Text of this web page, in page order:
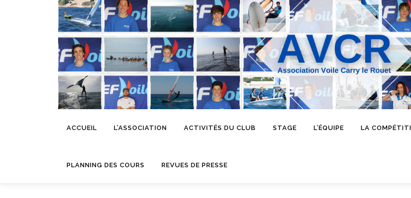
ACCUEIL L’ASSOCIATION ACTIVITÉS DU CLUB STAGE L’ÉQUIPE LA
PLANNING DES COURS REVUES DE PRESSE